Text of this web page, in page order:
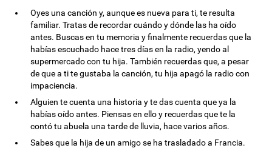
Oyes una canción y, aunque es nueva para ti, te resulta
familiar. Tratas de recordar cuándo y dónde las ha oído
antes. Buscas en tu memoria y finalmente recuerdas que la
habías escuchado hace tres días en la radio, yendo al
supermercado con tu hija. También recuerdas que, a pesar
de que a ti te gustaba la canción, tu hija apagó la radio con
impaciencia.
Alguien te cuenta una historia y te das cuenta que ya la
habías oído antes. Piensas en ello y recuerdas que te la
contó tu abuela una tarde de lluvia, hace varios años.
Sabes que la hija de un amigo se ha trasladado a Francia.